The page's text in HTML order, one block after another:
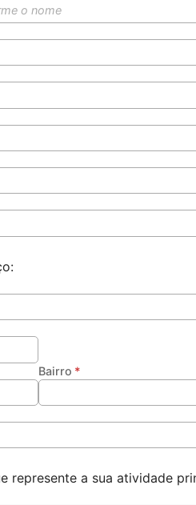
Bairro
represente a sua atividade